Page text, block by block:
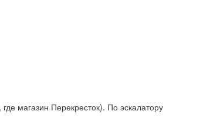
магазин Перекресток). По эскалатору